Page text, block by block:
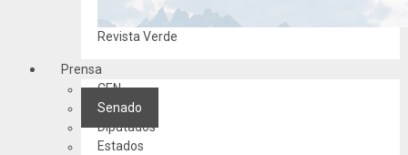
Revista Verde
Prensa
CEN
Senado
Diputados
Estados